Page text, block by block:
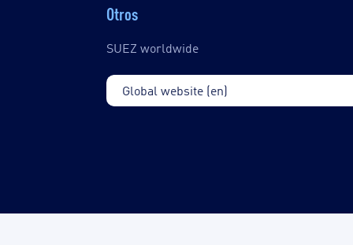
Otros
SUEZ worldwide